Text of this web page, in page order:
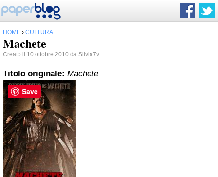
HOME › CULTURA
Machete
Creato il 10 ottobre 2010 da Silvia7v
Titolo originale: Machete
Save